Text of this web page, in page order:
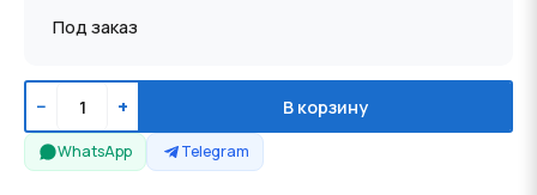
Под заказ
− + В корзину
WhatsApp Telegram